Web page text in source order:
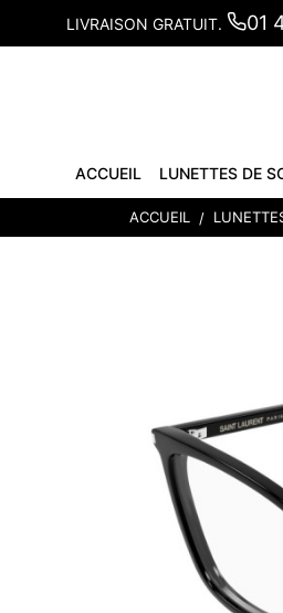
LIVRAISON GRATUIT. 01
ACCUEIL LUNETTES DE
ACCUEIL